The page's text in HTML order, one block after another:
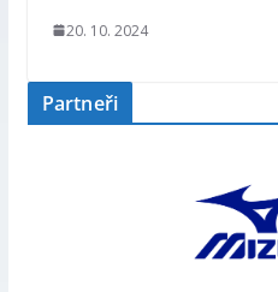
20. 10. 2024
Partneři